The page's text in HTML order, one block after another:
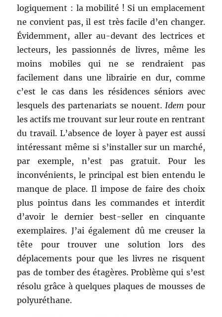
logiquement : la mobilité ! Si un emplacement
ne convient pas, il est très facile d’en changer.
Évidemment, aller au-devant des lectrices et
lecteurs, les passionnés de livres, même les
moins mobiles qui ne se rendraient pas
facilement dans une librairie en dur, comme
c’est le cas dans les résidences séniors avec
lesquels des partenariats se nouent. Idem pour
les actifs me trouvant sur leur route en rentrant
du travail. L’absence de loyer à payer est aussi
intéressant même si s’installer sur un marché,
par exemple, n’est pas gratuit. Pour les
inconvénients, le principal est bien entendu le
manque de place. Il impose de faire des choix
plus pointus dans les commandes et interdit
d’avoir le dernier best-seller en cinquante
exemplaires. J’ai également dû me creuser la
tête pour trouver une solution lors des
déplacements pour que les livres ne risquent
pas de tomber des étagères. Problème qui s’est
résolu grâce à quelques plaques de mousses de
polyuréthane.